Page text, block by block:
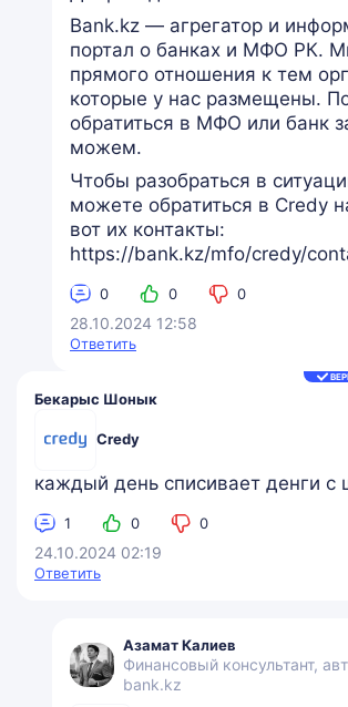
Bank.kz — агрегатор и
портал о банках и МФО РК.
прямого отношения к тем
которые у нас размещены.
обратиться в МФО или банк
можем.
Чтобы разобраться в
можете обратиться в Credy
вот их контакты:
https://bank.kz/mfo/credy/
0 0 0
28.10.2024 12:58
Ответить
Бекарыс Шонык
Credy
каждый день списивает денги с
1 0 0
24.10.2024 02:19
Ответить
Азамат Калиев
Финансовый консультант,
bank.kz